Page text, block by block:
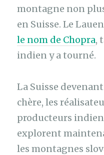
montagne non
en Suisse. Le
le nom de Chopra,
indien y a tourné.
La Suisse
chère, les
producteurs
explorent
les montagnes